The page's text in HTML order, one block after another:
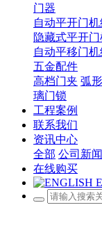
门器
自动平开门机
隐藏式平开
自动平移门机
五金配件
高档门夹 弧
璃门锁
工程案例
联系我们
资讯中心
全部 公司新闻
在线购买